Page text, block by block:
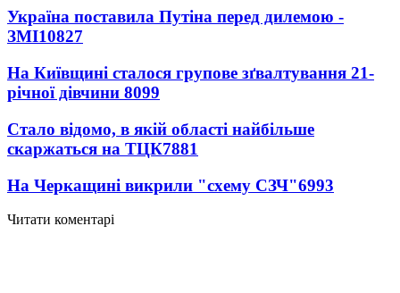
Україна поставила Путіна перед дилемою -
ЗМІ10827
На Київщині сталося групове зґвалтування 21-
річної дівчини 8099
Стало відомо, в якій області найбільше
скаржаться на ТЦК7881
На Черкащині викрили "схему СЗЧ"6993
Читати коментарі